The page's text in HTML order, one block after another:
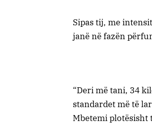
Sipas tij, me
janë në fazën
“Deri më tani, 34
standardet më të
Mbetemi